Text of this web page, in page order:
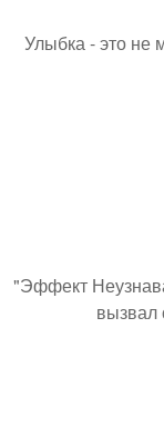
Улыбка - это не
"Эффект
вызвал